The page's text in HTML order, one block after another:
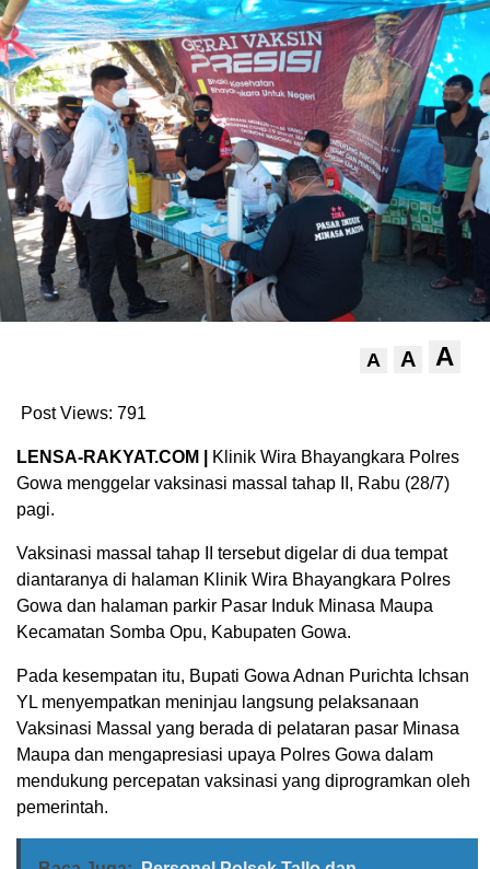
A A A
Post Views: 791
LENSA-RAKYAT.COM |
Klinik Wira Bhayangkara Polres
Gowa menggelar vaksinasi massal tahap II, Rabu (28/7)
pagi.
Vaksinasi massal tahap II tersebut digelar di dua tempat
diantaranya di halaman Klinik Wira Bhayangkara Polres
Gowa dan halaman parkir Pasar Induk Minasa Maupa
Kecamatan Somba Opu, Kabupaten Gowa.
Pada kesempatan itu, Bupati Gowa Adnan Purichta Ichsan
YL menyempatkan meninjau langsung pelaksanaan
Vaksinasi Massal yang berada di pelataran pasar Minasa
Maupa dan mengapresiasi upaya Polres Gowa dalam
mendukung percepatan vaksinasi yang diprogramkan oleh
pemerintah.